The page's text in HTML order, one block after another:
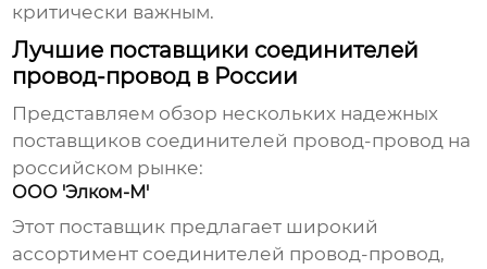
критически важным.
Лучшие поставщики соединителей
провод-провод в России
Представляем обзор нескольких надежных
поставщиков соединителей провод-провод на
российском рынке:
ООО 'Элком-М'
Этот поставщик предлагает широкий
ассортимент соединителей провод-провод,